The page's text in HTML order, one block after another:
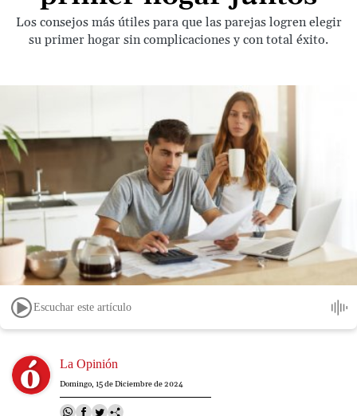
Los consejos más útiles para que las parejas logren elegir
su primer hogar sin complicaciones y con total éxito.
Escuchar este artículo
Image La Opinión
Domingo, 15 de Diciembre de 2024